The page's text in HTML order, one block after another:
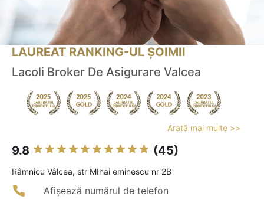
LAUREAT RANKING-UL ȘOIMII
Lacoli Broker De Asigurare Valcea
Arată mai multe >>
9.8 (45)
Râmnicu Vâlcea, str MIhai eminescu nr 2B
Afișează numărul de telefon